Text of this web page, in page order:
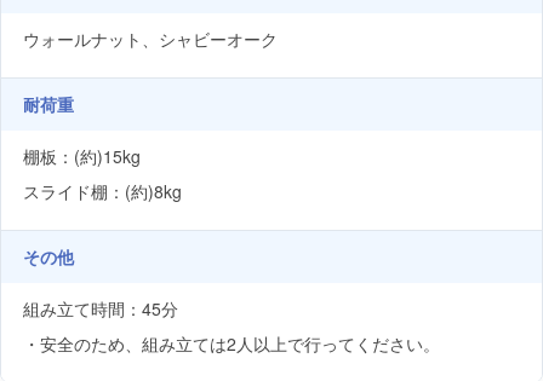
ウォールナット、シャビーオーク
耐荷重
棚板：(約)15kg
スライド棚：(約)8kg
その他
組み立て時間：45分
・安全のため、組み立ては2人以上で行ってください。